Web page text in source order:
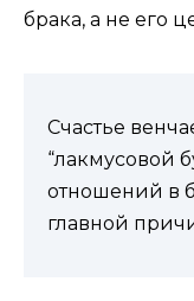
брака, а не его
Счастье
“лакмусовой
отношений в
главной